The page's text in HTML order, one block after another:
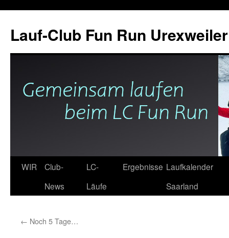
springen
Lauf-Club Fun Run
WIR
Club-
News
LC-
Läufe
Ergebnisse Laufkalender
Saarland
← Noch 5 Tage…